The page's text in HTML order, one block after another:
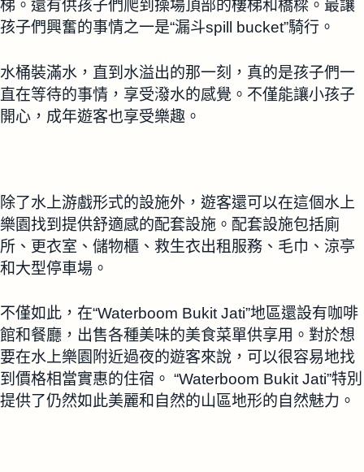
梯。還有供孩子們爬到操場頂部的樓梯和橋樑。最讓
孩子們興奮的事情之一是“漏斗spill bucket”騎行。
水桶裝滿水，直到水溢出的那一刻，真的是孩子們一
直在等待的事情，享受潑水的感覺。不僅能讓小孩子
開心，成年遊客也享受樂趣。
除了水上游戲形式的設施外，遊客還可以在這個水上
樂園找到提供舒適感的配套設施。配套設施包括廁
所、更衣室、儲物櫃、救生衣出租服務、毛巾、涼亭
和大型停車場。
不僅如此，在“Waterboom Bukit Jati”地區還設有咖啡
館和餐廳，出售各種美味的美食菜單供享用。對於想
要在水上樂園附近過夜的遊客來說，可以很容易地找
到價格相當實惠的住宿。 “Waterboom Bukit Jati”特別
提供了仍然如此美麗和自然的山區地形的自然魅力。